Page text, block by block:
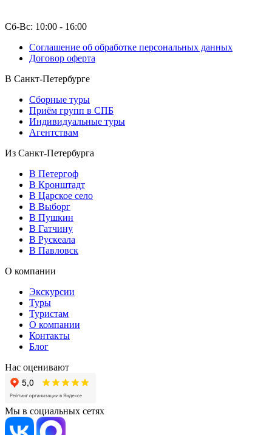
Сб-Вс: 10:00 - 16:00
Соглашение об обработке персональных данных
Договор оферта
В Санкт-Петербурге
Сборные туры
Приём групп в СПБ
Индивидуальные туры
Агентствам
Из Санкт-Петербурга
В Петергоф
В Кронштадт
В Царское село
В Выборг
В Пушкин
В Гатчину
В Рускеала
В Павловск
О компании
Экскурсии
Туры
Туристам
О компании
Контакты
Блог
Нас оценивают
Мы в социальных сетях